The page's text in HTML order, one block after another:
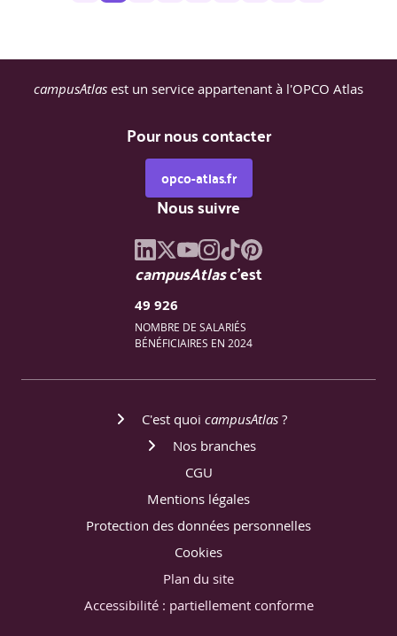
campusAtlas est un service appartenant à l'OPCO Atlas
Pour nous contacter
opco-atlas.fr
Nous suivre
campusAtlasc'est
49 926
NOMBRE DE SALARIÉS
BÉNÉFICIAIRES EN 2024
C'est quoi campusAtlas ?
Nos branches
CGU
Mentions légales
Protection des données personnelles
Cookies
Plan du site
Accessibilité : partiellement conforme